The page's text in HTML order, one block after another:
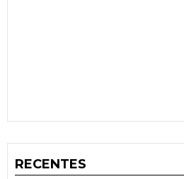
RECENTES